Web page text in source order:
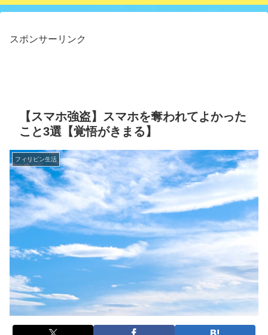
スポンサーリンク
【スマホ強盗】スマホを奪われてよかった
こと3選【覚悟がきまる】
フィリピン生活